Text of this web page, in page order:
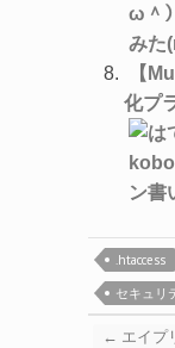
【
化プ
.htaccess
セキュリ
← エイプ